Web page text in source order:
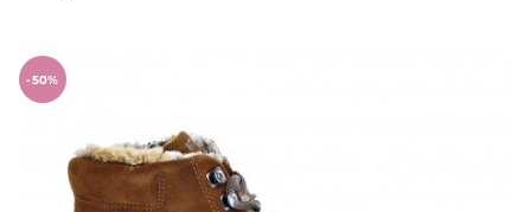
-50%